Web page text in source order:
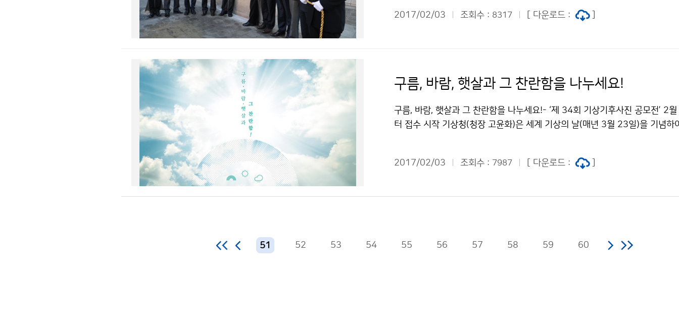
2017/02/03
조회수 : 8317 [ 다운로드 :
구름, 바람, 햇살과 그 찬란함을 나누세요!
구름, 바람, 햇살과 그 찬란함을 나누세요!- ‘제 34회 기상기후사진 공모전’ 2
터 접수 시작 기상청(청장 고윤화)은 세계 기상의 날(매년 3월 23일)을 기념하
2017/02/03
조회수 : 7987 [ 다운로드 :
51 52 53 54 55 56 57 58 59 60